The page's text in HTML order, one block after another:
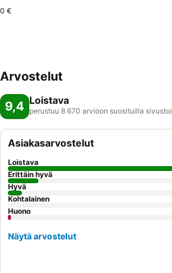
0 €
Arvostelut
9,4 Loistava
perustuu 8 670 arvioon suosituilla
Asiakasarvostelut
Loistava
Erittäin hyvä
Hyvä
Kohtalainen
Huono
Näytä arvostelut